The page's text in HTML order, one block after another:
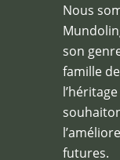
Nous
son
famille
futures.